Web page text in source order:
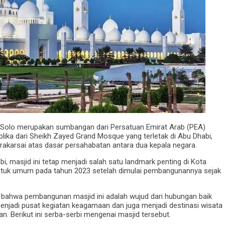
merupakan sumbangan dari Persatuan Emirat Arab (PEA)
dari Sheikh Zayed Grand Mosque yang terletak di Abu Dhabi,
atas dasar persahabatan antara dua kepala negara.
masjid ini tetap menjadi salah satu landmark penting di Kota
umum pada tahun 2023 setelah dimulai pembangunannya sejak
pembangunan masjid ini adalah wujud dari hubungan baik
pusat kegiatan keagamaan dan juga menjadi destinasi wisata
Berikut ini serba-serbi mengenai masjid tersebut.